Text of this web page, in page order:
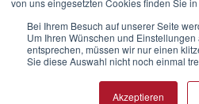
von uns eingesetzten Cookies finden Sie
Bei Ihrem Besuch auf unserer Seite
Um Ihren Wünschen und
entsprechen, müssen wir nur einen
Sie diese Auswahl nicht noch einmal
Akzeptieren
©embeteco GmbH & Co.